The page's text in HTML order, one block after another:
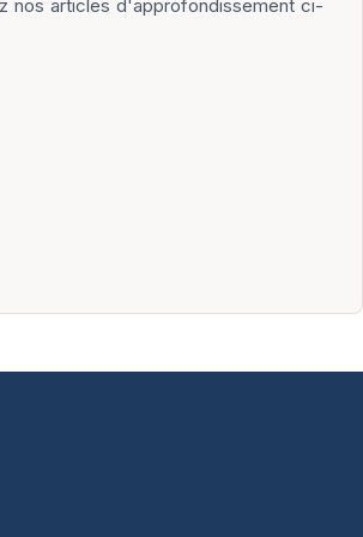
nos articles d'approfondissement ci-